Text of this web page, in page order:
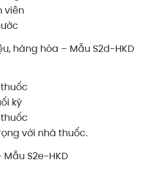
viên
hàng hóa – Mẫu S2d-HKD
kỳ
với nhà thuốc.
Mẫu S2e-HKD